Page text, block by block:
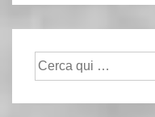
Cerca: